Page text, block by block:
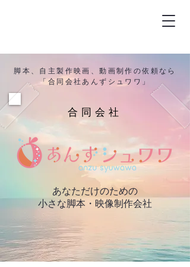
脚本、自主製作映画、動画制作の依頼なら
「合同会社あんずシュワワ」
合同会社
あなただけのための
小さな脚本・映像制作会社